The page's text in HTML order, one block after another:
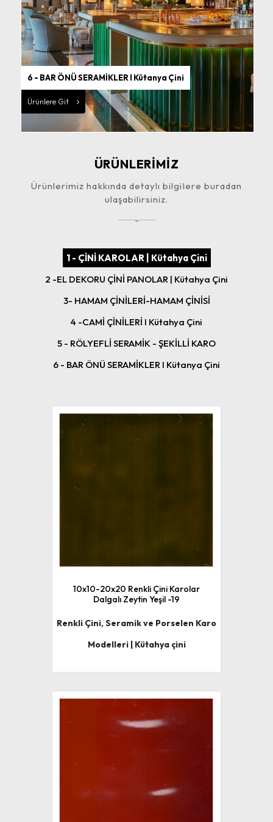
6 - BAR ÖNÜ SERAMİKLER I Kütanya Çini
Ürünlere Git
ÜRÜNLERİMİZ
Ürünlerimiz hakkında detaylı bilgilere buradan
ulaşabilirsiniz.
1 - ÇİNİ KAROLAR | Kütahya Çini
2 -EL DEKORU ÇİNİ PANOLAR | Kütahya Çini
3- HAMAM ÇİNİLERİ-HAMAM ÇİNİSİ
4 -CAMİ ÇİNİLERİ I Kütahya Çini
5 - RÖLYEFLİ SERAMİK - ŞEKİLLİ KARO
6 - BAR ÖNÜ SERAMİKLER I Kütanya Çini
10x10-20x20 Renkli Çini Karolar
Dalgalı Zeytin Yeşil -19
Renkli Çini, Seramik ve Porselen Karo
Modelleri | Kütahya çini